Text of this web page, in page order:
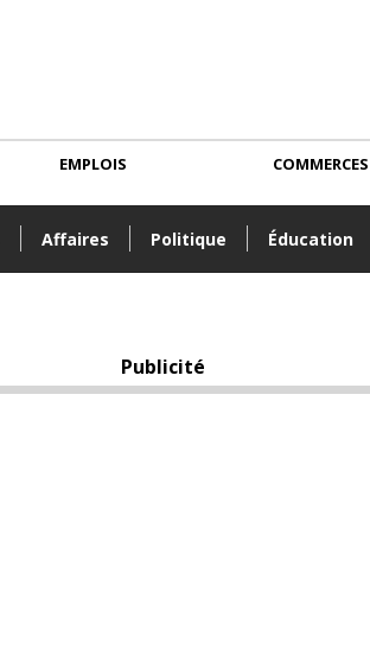
Affaires Politique Éducation
EMPLOIS COMMERCES
Publicité